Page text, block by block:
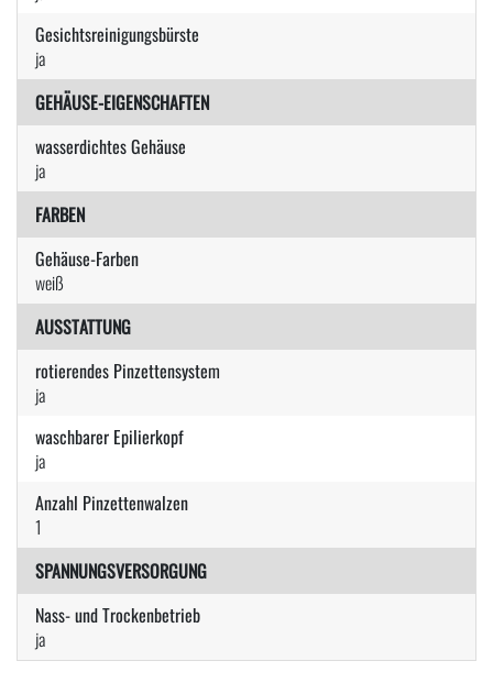
Gesichtsreinigungsbürste
ja
GEHÄUSE-EIGENSCHAFTEN
wasserdichtes Gehäuse
ja
FARBEN
Gehäuse-Farben
weiß
AUSSTATTUNG
rotierendes Pinzettensystem
ja
waschbarer Epilierkopf
ja
Anzahl Pinzettenwalzen
1
SPANNUNGSVERSORGUNG
Nass- und Trockenbetrieb
ja